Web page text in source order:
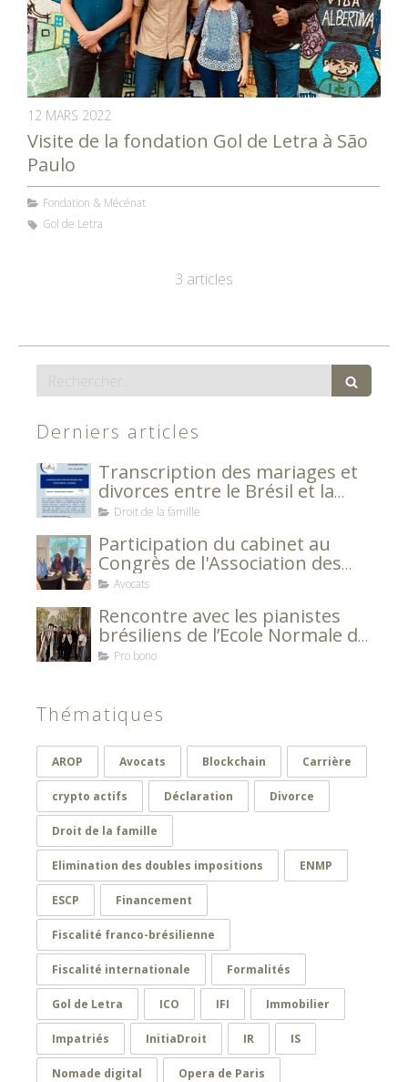
12 MARS 2022
Visite de la fondation Gol de Letra à São
Paulo
Fondation & Mécénat
Gol de Letra
3 articles
Derniers articles
Transcription des mariages et
divorces entre le Brésil et la
France
Droit de la famille
Participation du cabinet au
Congrès de l'Association des
Avocats Européens
Avocats
Rencontre avec les pianistes
brésiliens de l’Ecole Normale de
Musique de Paris Alfred Cortot
Pro bono
Thématiques
AROP Avocats Blockchain Carrière
crypto actifs Déclaration Divorce
Droit de la famille
Elimination des doubles impositions ENMP
ESCP Financement
Fiscalité franco-brésilienne
Fiscalité internationale Formalités
Gol de Letra ICO IFI Immobilier
Impatriés InitiaDroit IR IS
Nomade digital Opera de Paris